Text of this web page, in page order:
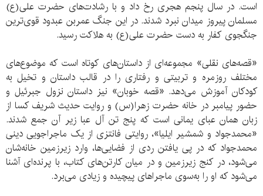
است. در سال پنجم هجری رخ داد و با رشادت‌های حضرت علی(ع)
مسلمان پیروز میدان نبرد شدند. در این جنگ عمربن عبدود قوی‌ترین
جنگجوی كفار به دست حضرت علی(ع) به هلاكت رسید.
«قصه‌های نقلی» مجموعه‌ای از داستان‌های کوتاه است که موضوع‌های
مختلف روزمره و تربیتی و رفتاری را در قالب داستان و تخیل به
کودکان آموزش می‌دهد. «قصه خوبان» نیز داستان نزول جبرئیل و
حضور پیامبر در خانه حضرت زهرا(س) و روایت حدیث شریف کسا از
زبان همان عبای یمانی است که پنج تن آل عبا زیر آن جمع شدند.
«محمدجواد و شمشیر ایلیا»، روایتی فانتزی از یک ماجراجویی دینی
محمدجواد که در پی یافتن ردی از فضایی‌‌ها، وارد زیرزمین خانه‌‌شان
می‌شود، در کنج زیرزمین و در میان کارتن‌های کتاب، با پرنده‌‌ای آشنا
می‌شود که او را به‌سوی ماجراهای پیچیده و زیادی می‌برد.